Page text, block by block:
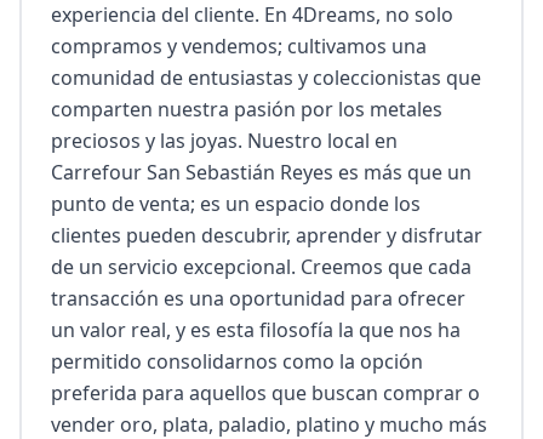
experiencia del cliente. En 4Dreams, no solo
compramos y vendemos; cultivamos una
comunidad de entusiastas y coleccionistas que
comparten nuestra pasión por los metales
preciosos y las joyas. Nuestro local en
Carrefour San Sebastián Reyes es más que un
punto de venta; es un espacio donde los
clientes pueden descubrir, aprender y disfrutar
de un servicio excepcional. Creemos que cada
transacción es una oportunidad para ofrecer
un valor real, y es esta filosofía la que nos ha
permitido consolidarnos como la opción
preferida para aquellos que buscan comprar o
vender oro, plata, paladio, platino y mucho más